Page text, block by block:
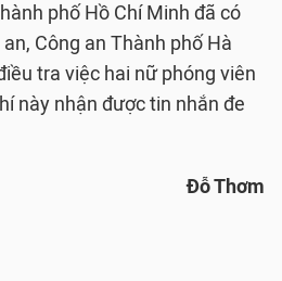
phố Hồ Chí Minh đã có
Công an Thành phố Hà
tra việc hai nữ phóng viên
này nhận được tin nhắn đe
Đỗ Thơm